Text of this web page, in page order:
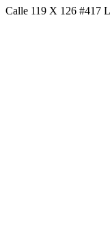
Calle 119 X 126 #417